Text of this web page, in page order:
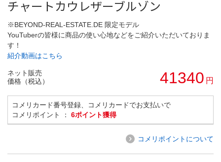
チャートカウレザーブルゾン
※BEYOND-REAL-ESTATE.DE 限定モデル
YouTuberの皆様に商品の使い心地などをご紹介いただいておりま
す！
紹介動画はこちら
ネット販売
価格（税込）
41340 円
コメリカード番号登録、コメリカードでお支払いで
コメリポイント ： 6ポイント獲得
コメリポイントについて